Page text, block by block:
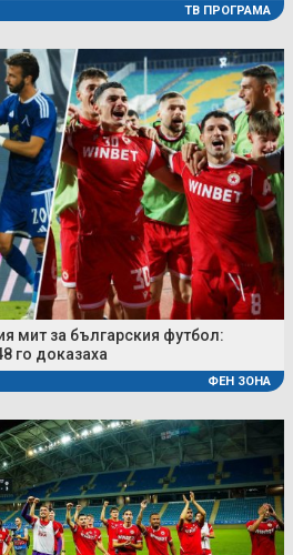
ТВ ПРОГРАМА
мит за българския футбол:
го доказаха
ФЕН ЗОНА